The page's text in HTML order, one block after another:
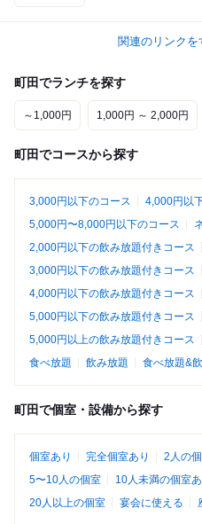
関連のリンク
町田でランチを探す
～1,000円 1,000円 ～ 2,000円
町田でコースから探す
3,000円以下のコース
4,000円以
5,000円〜8,000円以下のコース
2,000円以下の飲み放題付きコース
3,000円以下の飲み放題付きコース
4,000円以下の飲み放題付きコース
5,000円以下の飲み放題付きコース
5,000円以上の飲み放題付きコース
食べ放題
飲み放題 食べ放題&
町田で個室・設備から探す
個室あり 完全個室あり 2人の
5〜10人の個室
10人未満の個室あ
20人以上の個室
宴会に使える